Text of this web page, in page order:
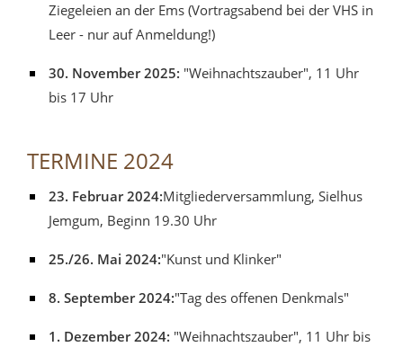
Ziegeleien an der Ems (Vortragsabend bei der VHS in
Leer - nur auf Anmeldung!)
30. November 2025: "Weihnachtszauber", 11 Uhr
bis 17 Uhr
TERMINE 2024
23. Februar 2024:Mitgliederversammlung, Sielhus
Jemgum, Beginn 19.30 Uhr
25./26. Mai 2024:"Kunst und Klinker"
8. September 2024:"Tag des offenen Denkmals"
1. Dezember 2024: "Weihnachtszauber", 11 Uhr bis